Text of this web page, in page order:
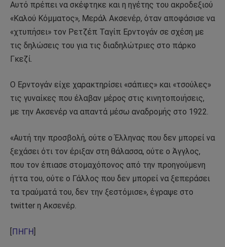
Αυτό πρέπει να σκέφτηκε και η ηγέτης του ακροδεξιού
«Καλού Κόμματος», Μεράλ Ακσενέρ, όταν αποφάσισε να
«χτυπήσει» τον Ρετζέπ Ταγίπ Ερντογάν σε σχέση με
τις δηλώσεις του για τις διαδηλώτριες στο πάρκο
Γκεζί.
Ο Ερντογάν είχε χαρακτηρίσει «σάπιες» και «τσούλες»
τις γυναίκες που έλαβαν μέρος στις κινητοποιήσεις,
με την Ακσενέρ να απαντά μέσω αναδρομής στο 1922.
«Αυτή την προσβολή, ούτε ο Έλληνας που δεν μπορεί να
ξεχάσει ότι τον έριξαν στη θάλασσα, ούτε ο Άγγλος,
που τον έπιασε στομαχόπονος από την προηγούμενη
ήττα του, ούτε ο Γάλλος που δεν μπορεί να ξεπεράσει
τα τραύματά του, δεν την ξεστόμισε», έγραψε στο
twitter η Ακσενέρ.
ΠΗΓΗ